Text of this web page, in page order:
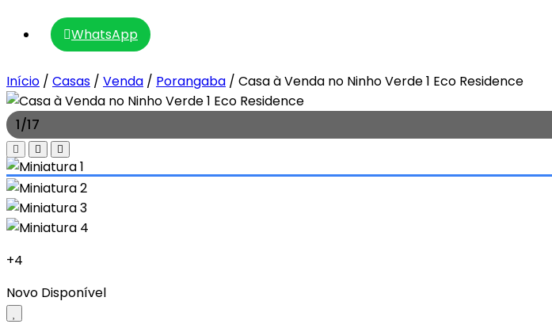
WhatsApp
Início / Casas / Venda / Porangaba / Casa à Venda no Ninho Verde 1 Eco Residence
1/17
+4
Novo Disponível